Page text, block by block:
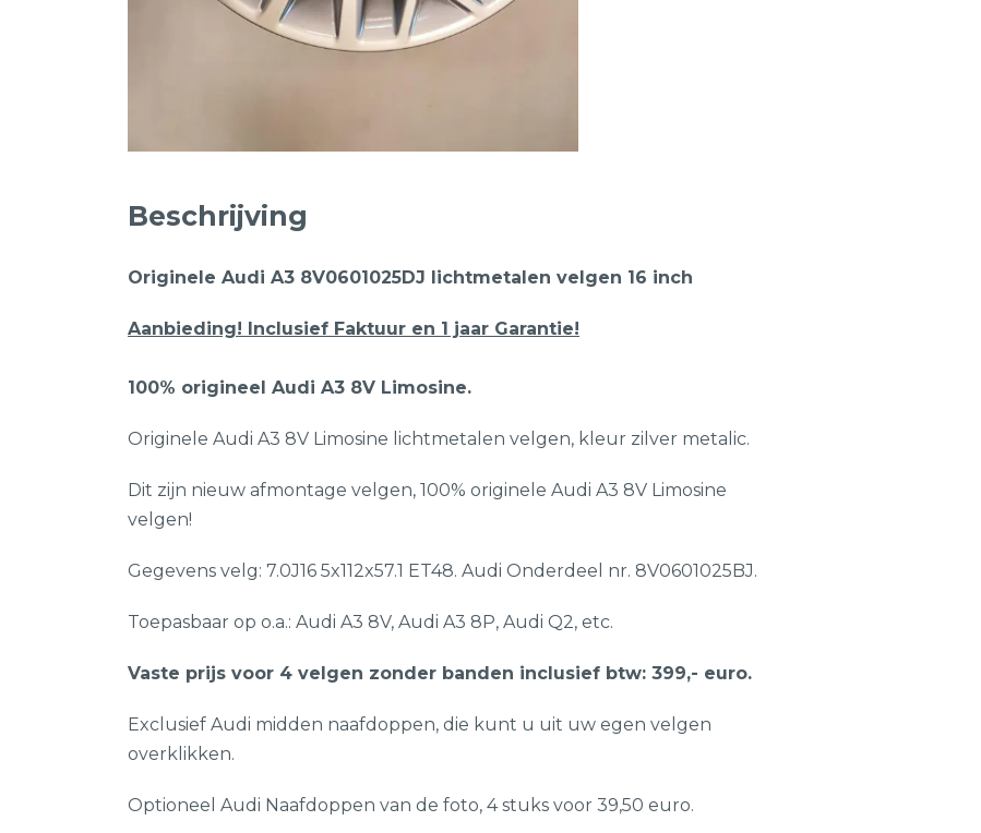
Beschrijving
Originele Audi A3 8V0601025DJ lichtmetalen velgen 16 inch
Aanbieding! Inclusief Faktuur en 1 jaar Garantie!
100% origineel Audi A3 8V Limosine.
Originele Audi A3 8V Limosine lichtmetalen velgen, kleur zilver metalic.
Dit zijn nieuw afmontage velgen, 100% originele Audi A3 8V Limosine
velgen!
Gegevens velg: 7.0J16 5x112x57.1 ET48. Audi Onderdeel nr. 8V0601025BJ.
Toepasbaar op o.a.: Audi A3 8V, Audi A3 8P, Audi Q2, etc.
Vaste prijs voor 4 velgen zonder banden inclusief btw: 399,- euro.
Exclusief Audi midden naafdoppen, die kunt u uit uw egen velgen
overklikken.
Optioneel Audi Naafdoppen van de foto, 4 stuks voor 39,50 euro.